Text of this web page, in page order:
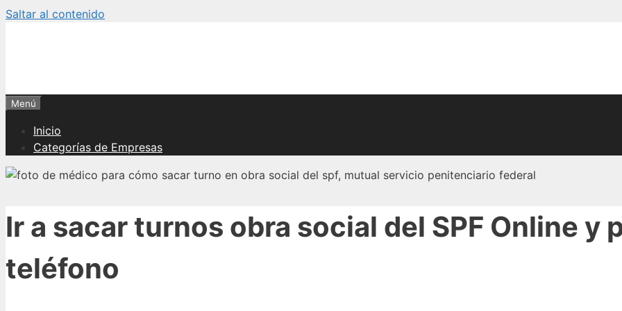
Saltar al contenido
Menú
Inicio
Categorías de Empresas
Ir a sacar turnos obra social del SPF Online y
teléfono